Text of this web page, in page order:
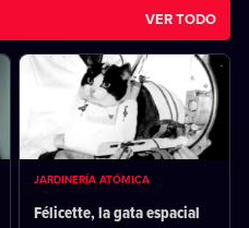
VER TODO
JARDINERÍA ATÓMICA
Félicette, la gata espacial